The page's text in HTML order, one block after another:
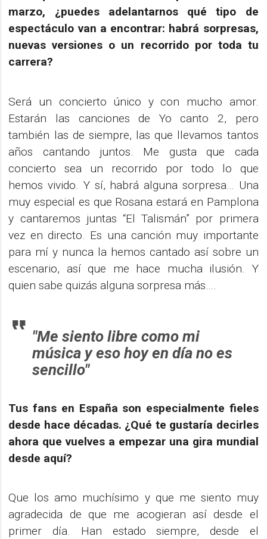
marzo, ¿puedes adelantarnos qué tipo de
espectáculo van a encontrar: habrá sorpresas,
nuevas versiones o un recorrido por toda tu
carrera?
Será un concierto único y con mucho amor.
Estarán las canciones de Yo canto 2, pero
también las de siempre, las que llevamos tantos
años cantando juntos. Me gusta que cada
concierto sea un recorrido por todo lo que
hemos vivido. Y sí, habrá alguna sorpresa… Una
muy especial es que Rosana estará en Pamplona
y cantaremos juntas “El Talismán” por primera
vez en directo. Es una canción muy importante
para mí y nunca la hemos cantado así sobre un
escenario, así que me hace mucha ilusión. Y
quien sabe quizás alguna sorpresa más….
"Me siento libre como mi
música y eso hoy en día no es
sencillo"
Tus fans en España son especialmente fieles
desde hace décadas. ¿Qué te gustaría decirles
ahora que vuelves a empezar una gira mundial
desde aquí?
Que los amo muchísimo y que me siento muy
agradecida de que me acogieran así desde el
primer día. Han estado siempre, desde el